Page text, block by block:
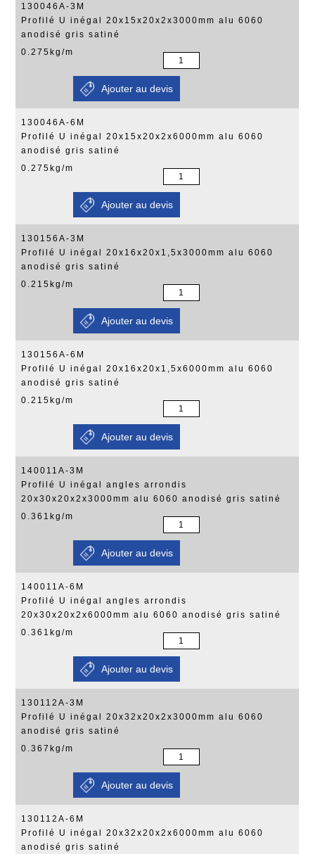
130046A-3M
Profilé U inégal 20x15x20x2x3000mm alu 6060
anodisé gris satiné
0.275kg/m
130046A-6M
Profilé U inégal 20x15x20x2x6000mm alu 6060
anodisé gris satiné
0.275kg/m
130156A-3M
Profilé U inégal 20x16x20x1,5x3000mm alu 6060
anodisé gris satiné
0.215kg/m
130156A-6M
Profilé U inégal 20x16x20x1,5x6000mm alu 6060
anodisé gris satiné
0.215kg/m
140011A-3M
Profilé U inégal angles arrondis
20x30x20x2x3000mm alu 6060 anodisé gris satiné
0.361kg/m
140011A-6M
Profilé U inégal angles arrondis
20x30x20x2x6000mm alu 6060 anodisé gris satiné
0.361kg/m
130112A-3M
Profilé U inégal 20x32x20x2x3000mm alu 6060
anodisé gris satiné
0.367kg/m
130112A-6M
Profilé U inégal 20x32x20x2x6000mm alu 6060
anodisé gris satiné